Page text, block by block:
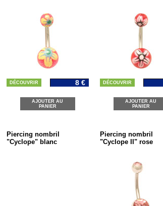
DÉCOUVRIR 8 €
AJOUTER AU
PANIER
DÉCOUVRIR
AJOUTER AU
PANIER
Piercing nombril
"Cyclope" blanc
Piercing nombril
"Cyclope II" rose